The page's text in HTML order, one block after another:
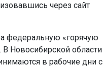
через сайт
федеральную «горячую
В Новосибирской области
в рабочие дни с